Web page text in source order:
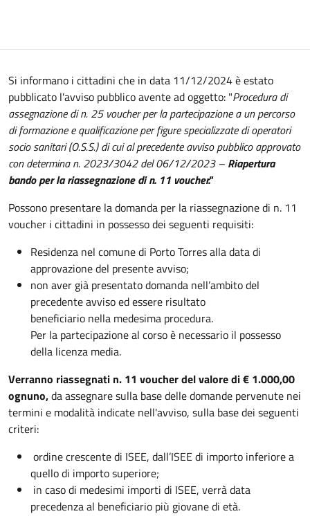
Si informano i cittadini che in data 11/12/2024 è estato
pubblicato l'avviso pubblico avente ad oggetto: "Procedura di
assegnazione di n. 25 voucher per la partecipazione a un percorso
di formazione e qualificazione per figure specializzate di operatori
socio sanitari (O.S.S.) di cui al precedente avviso pubblico approvato
con determina n. 2023/3042 del 06/12/2023 – Riapertura
bando per la riassegnazione di n. 11 voucher."
Possono presentare la domanda per la riassegnazione di n. 11
voucher i cittadini in possesso dei seguenti requisiti:
Residenza nel comune di Porto Torres alla data di
approvazione del presente avviso;
non aver già presentato domanda nell’ambito del
precedente avviso ed essere risultato
beneficiario nella medesima procedura.
Per la partecipazione al corso è necessario il possesso
della licenza media.
Verranno riassegnati n. 11 voucher del valore di € 1.000,00
ognuno,da assegnare sulla base delle domande pervenute nei
termini e modalità indicate nell'avviso, sulla base dei seguenti
criteri:
ordine crescente di ISEE, dall’ISEE di importo inferiore a
quello di importo superiore;
in caso di medesimi importi di ISEE, verrà data
precedenza al beneficiario più giovane di età.